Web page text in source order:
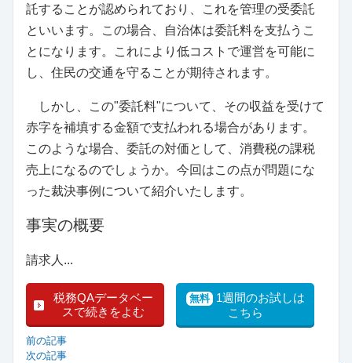
託することが認められており、これを管理の受委託
といいます。この場合、自治体は委託料を支払うこ
とになります。これにより低コストで運営を可能に
し、住民の交通を守ることが期待されます。
しかし、この"委託料"について、その収益を受けて
赤字を補填する金額で支払われる場合があります。
このような場合、委託の対価として、消費税の課税
売上になるのでしょうか。今回はこの点が問題にな
った裁決事例について紹介いたします。
事実の概要
請求人...
税務QAデータベー
スで続きをよむ
無料 1週間のお試しは
こちら
前の記事
次の記事